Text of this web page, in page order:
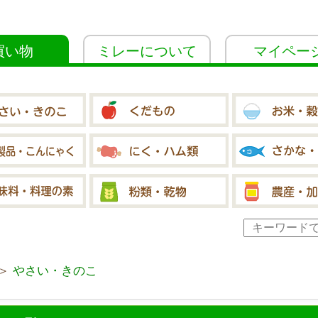
い物 ミレーについて マイペー
やさい・きのこ